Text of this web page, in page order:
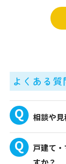
よくある質
相談や
戸建て